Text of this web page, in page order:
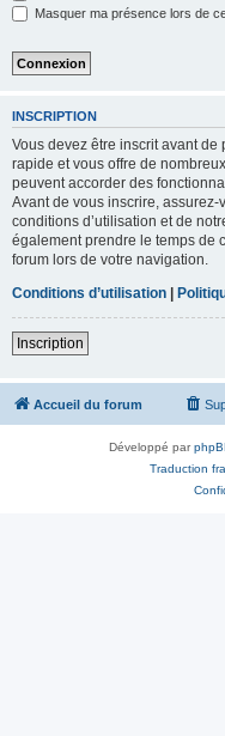
Masquer ma présence lors de
INSCRIPTION
Vous devez être inscrit avant de
rapide et vous offre de
peuvent accorder des
Avant de vous inscrire,
conditions d’utilisation et de
également prendre le temps de
forum lors de votre navigation.
Conditions d’utilisation |
Inscription
Accueil du forum
Développé par
Traduction